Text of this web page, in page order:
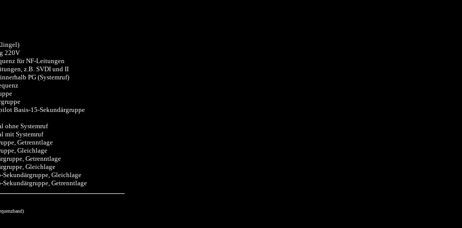
220V
für NF-Leitungen
z.B. SVDI und II
PG (Systemruf)
Basis-15-Sekundärgruppe
ohne Systemruf
mit Systemruf
Getrenntlage
Gleichlage
Getrenntlage
Gleichlage
Sekundärgruppe, Gleichlage
Sekundärgruppe, Getrenntlage